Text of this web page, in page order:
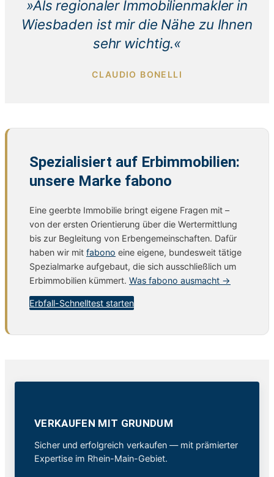
»Als regionaler Immobilienmakler in
Wiesbaden ist mir die Nähe zu Ihnen
sehr wichtig.«
CLAUDIO BONELLI
Spezialisiert auf Erbimmobilien:
unsere Marke fabono
Eine geerbte Immobilie bringt eigene Fragen mit –
von der ersten Orientierung über die Wertermittlung
bis zur Begleitung von Erbengemeinschaften. Dafür
haben wir mit fabono eine eigene, bundesweit tätige
Spezialmarke aufgebaut, die sich ausschließlich um
Erbimmobilien kümmert. Was fabono ausmacht →
Erbfall-Schnelltest starten
VERKAUFEN MIT GRUNDUM
Sicher und erfolgreich verkaufen — mit prämierter
Expertise im Rhein-Main-Gebiet.